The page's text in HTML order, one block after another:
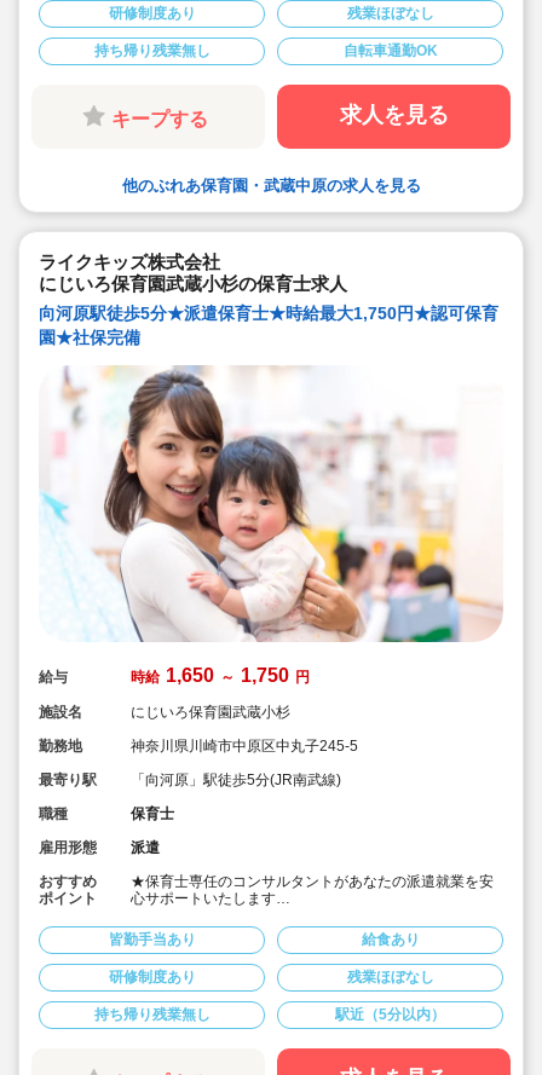
めています！
◇アットホームな雰囲気でゆったりと保育をしたい保育
士さんにマッチします！
研修制度あり 残業ほぼなし
持ち帰り残業無し 自転車通勤OK
キープする 求人を見る
他のぶれあ保育園・武蔵中原の求人を見る
ライクキッズ株式会社
にじいろ保育園武蔵小杉の保育士求人
向河原駅徒歩5分★派遣保育士★時給最大1,750円★認可保育
園★社保完備
給与 時給 1,650 ～ 1,750 円
施設名
にじいろ保育園武蔵小杉
勤務地
神奈川県川崎市中原区中丸子245-5
最寄り駅
「向河原」駅徒歩5分(JR南武線)
職種
保育士
雇用形態
派遣
おすすめ
ポイント
★保育士専任のコンサルタントがあなたの派遣就業を安
心サポートいたします
保育園です
★時給1,650円～1,750円の求人です
★４月スタートOK！
皆勤手当あり 給食あり
研修制度あり 残業ほぼなし
持ち帰り残業無し 駅近（5分以内）